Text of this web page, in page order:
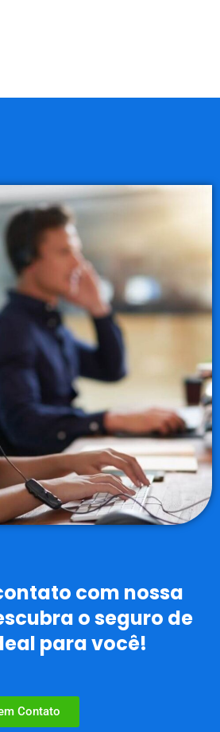
com nossa
o seguro de
para você!
Contato